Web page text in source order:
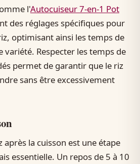
l'Autocuiseur 7-en-1 Pot
des réglages spécifiques pour
optimisant ainsi les temps de
variété. Respecter les temps de
permet de garantir que le riz
sans être excessivement
après la cuisson est une étape
essentielle. Un repos de 5 à 10